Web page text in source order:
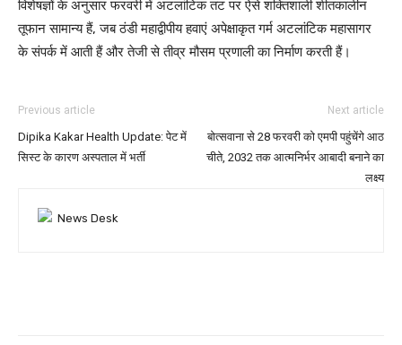
विशेषज्ञों के अनुसार फरवरी में अटलांटिक तट पर ऐसे शक्तिशाली शीतकालीन
तूफान सामान्य हैं, जब ठंडी महाद्वीपीय हवाएं अपेक्षाकृत गर्म अटलांटिक महासागर
के संपर्क में आती हैं और तेजी से तीव्र मौसम प्रणाली का निर्माण करती हैं।
Previous article
Dipika Kakar Health Update: पेट में
सिस्ट के कारण अस्पताल में भर्ती
Next article
बोत्सवाना से 28 फरवरी को एमपी पहुंचेंगे आठ
चीते, 2032 तक आत्मनिर्भर आबादी बनाने का
लक्ष्य